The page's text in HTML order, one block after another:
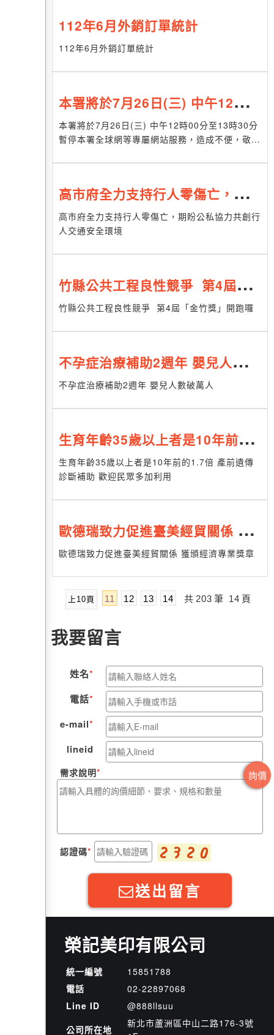
112年6月外銷訂單統計
112年6月外銷訂單統計
本署將於7月26日(三) 中午12時0
0分至13時30分暫停本署全球網等
本署將於7月26日(三) 中午12時00分至13時30分
暫停本署全球網等專屬網站服務，造成不便，敬請
高市府全力支持行人零傷亡，期盼
公私協力共創行人交通安全環境
高市府全力支持行人零傷亡，期盼公私協力共創行
人交通安全環境
竹縣公共工程良性競爭 第4屆
「金竹獎」開跑囉竹縣公共工程良性競爭 第4屆「金竹獎」開跑囉
不孕症治療補助2週年 嬰兒人數破
萬人
不孕症治療補助2週年 嬰兒人數破萬人
生育年齡35歲以上者是10年前的
1.7倍 產前遺傳診斷補助 歡迎民
生育年齡35歲以上者是10年前的1.7倍 產前遺傳
診斷補助 歡迎民眾多加利用
歐德瑞致力促進臺美經貿關係 獲
頒經濟專業獎章
歐德瑞致力促進臺美經貿關係 獲頒經濟專業獎章
上10頁 11 12 13 14 共 203 筆 14 頁
我要留言
需求說明
認證碼
姓名
電話
e-mail
lineid
送出留言
榮記美印有限公司
統一編號
15851788
電話
02-22897068
Line ID
@888llsuu
公司所在地
新北市蘆洲區中山二路176-3號
詢價